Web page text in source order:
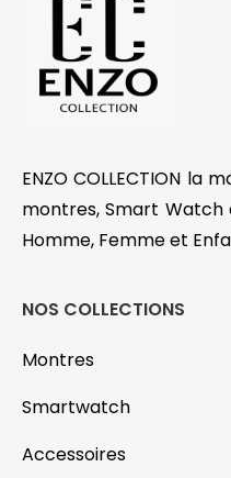
ENZO COLLECTION la
montres, Smart
Homme, Femme et
NOS COLLECTIONS
Montres
Smartwatch
Accessoires